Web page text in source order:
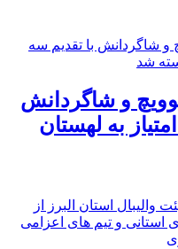
و شاگردانش
به لهستان